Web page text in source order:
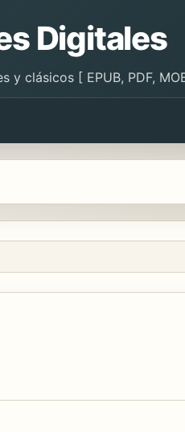
Digitales
y clásicos [ EPUB, PDF,